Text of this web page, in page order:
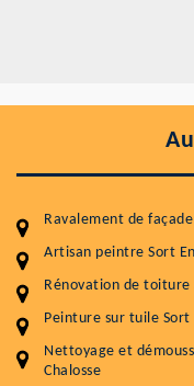
Ravalement de façade
Artisan peintre Sort
Rénovation de toiture
Peinture sur tuile Sort
Nettoyage et
Chalosse
Entretenir votre